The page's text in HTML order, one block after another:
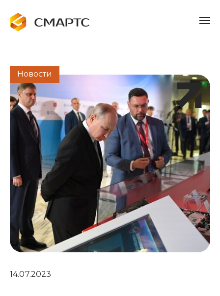
Новости
14.07.2023